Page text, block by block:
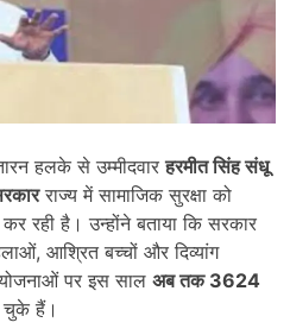
हलके से उम्मीदवारहरमीत सिंह संधू
राज्य में सामाजिक सुरक्षा को
रही है। उन्होंने बताया कि सरकार
आश्रित बच्चों और दिव्यांग
योजनाओं पर इस साल अब तक 3624
चुके हैं।